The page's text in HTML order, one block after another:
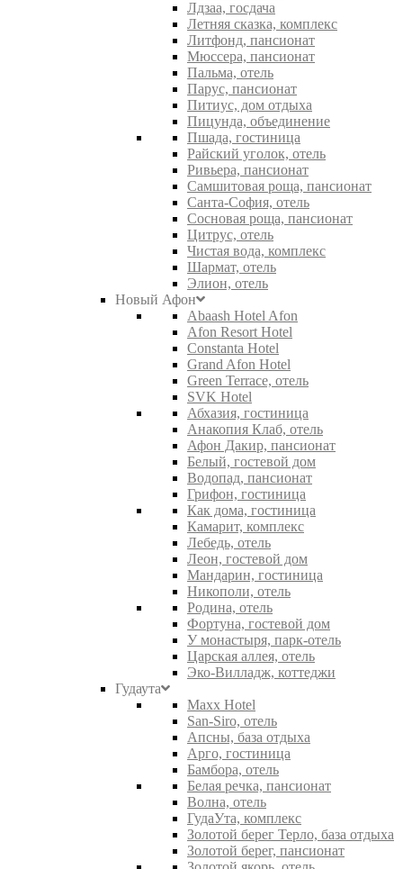
Лдзаа, госдача
Летняя сказка, комплекс
Литфонд, пансионат
Мюссера, пансионат
Пальма, отель
Парус, пансионат
Питиус, дом отдыха
Пицунда, объединение
Пшада, гостиница
Райский уголок, отель
Ривьера, пансионат
Самшитовая роща, пансионат
Санта-София, отель
Сосновая роща, пансионат
Цитрус, отель
Чистая вода, комплекс
Шармат, отель
Элион, отель
Новый Афон
Abaash Hotel Afon
Afon Resort Hotel
Constanta Hotel
Grand Afon Hotel
Green Terrace, отель
SVK Hotel
Абхазия, гостиница
Анакопия Клаб, отель
Афон Дакир, пансионат
Белый, гостевой дом
Водопад, пансионат
Грифон, гостиница
Как дома, гостиница
Камарит, комплекс
Лебедь, отель
Леон, гостевой дом
Мандарин, гостиница
Никополи, отель
Родина, отель
Фортуна, гостевой дом
У монастыря, парк-отель
Царская аллея, отель
Эко-Вилладж, коттеджи
Гудаута
Maxx Hotel
San-Siro, отель
Апсны, база отдыха
Арго, гостиница
Бамбора, отель
Белая речка, пансионат
Волна, отель
ГудаУта, комплекс
Золотой берег Терло, база отдыха
Золотой берег, пансионат